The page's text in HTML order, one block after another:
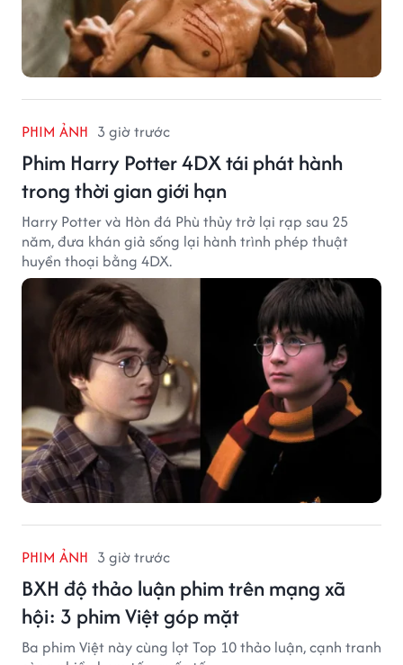
PHIM ẢNH 3 giờ trước
Phim Harry Potter 4DX tái phát hành
trong thời gian giới hạn
Harry Potter và Hòn đá Phù thủy trở lại rạp sau 25
năm, đưa khán giả sống lại hành trình phép thuật
huyền thoại bằng 4DX.
PHIM ẢNH 3 giờ trước
BXH độ thảo luận phim trên mạng xã
hội: 3 phim Việt góp mặt
Ba phim Việt này cùng lọt Top 10 thảo luận, cạnh tranh